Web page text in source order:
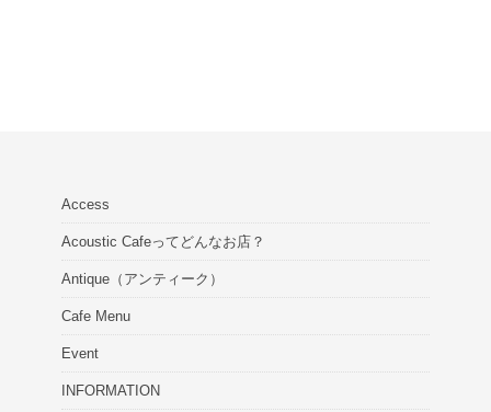
Access
Acoustic Cafeってどんなお店？
Antique（アンティーク）
Cafe Menu
Event
INFORMATION